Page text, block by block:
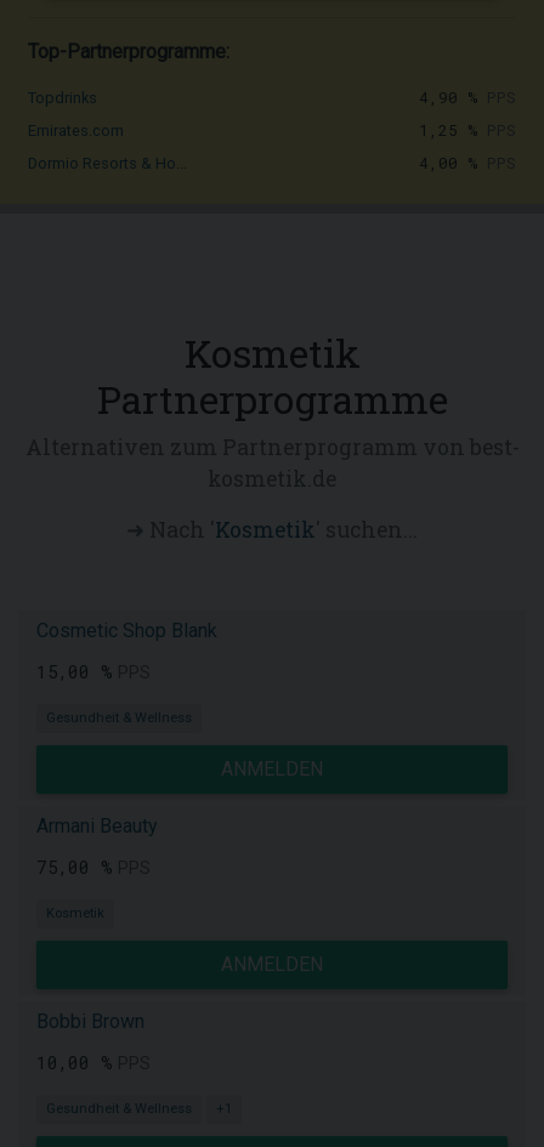
Top-Partnerprogramme:
Topdrinks 4,90 %
Emirates.com 1,25 %
Dormio Resorts & Ho... 4,00 %
Kosmetik
Partnerprogramme
Kosmetik
Cosmetic Shop Blank
15,00 %
Gesundheit & Wellness
ANMELDEN
Armani Beauty
75,00 %
Kosmetik
ANMELDEN
Bobbi Brown
10,00 %
Gesundheit & Wellness +1